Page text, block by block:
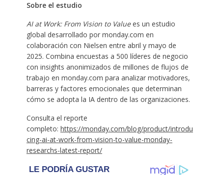
Sobre el estudio
AI at Work: From Vision to Valuees un estudio
global desarrollado por monday.com en
colaboración con Nielsen entre abril y mayo de
2025. Combina encuestas a 500 líderes de negocio
con insights anonimizados de millones de flujos de
trabajo en monday.com para analizar motivadores,
barreras y factores emocionales que determinan
cómo se adopta la IA dentro de las organizaciones.
Consulta el reporte
completo: https://monday.com/blog/product/introdu
cing-ai-at-work-from-vision-to-value-monday-
researchs-latest-report/